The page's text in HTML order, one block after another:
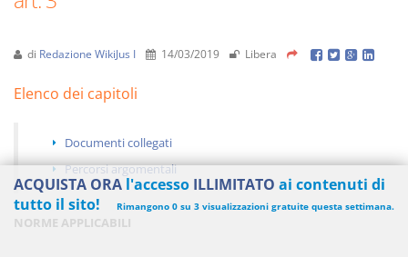
di Redazione WikiJus I 14/03/2019 Libera
Elenco dei capitoli
Documenti collegati
Percorsi argomentali
NORME APPLICABILI
ACQUISTA ORA l'accesso ILLIMITATO ai contenuti di
tutto il sito!
Rimangono 0 su 3 visualizzazioni gratuite questa settimana.